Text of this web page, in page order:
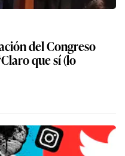
del Congreso
que sí (lo